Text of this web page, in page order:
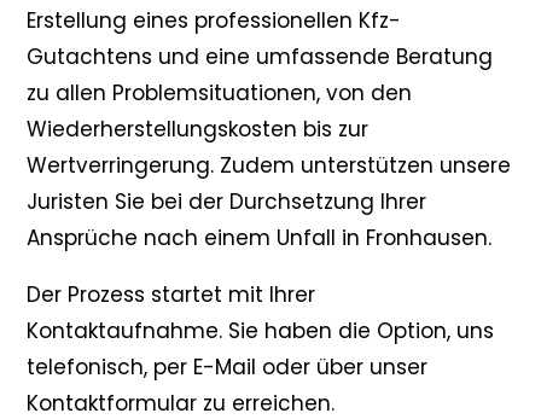
Erstellung eines professionellen Kfz-
Gutachtens und eine umfassende Beratung
zu allen Problemsituationen, von den
Wiederherstellungskosten bis zur
Wertverringerung. Zudem unterstützen unsere
Juristen Sie bei der Durchsetzung Ihrer
Ansprüche nach einem Unfall in Fronhausen.
Der Prozess startet mit Ihrer
Kontaktaufnahme. Sie haben die Option, uns
telefonisch, per E-Mail oder über unser
Kontaktformular zu erreichen.